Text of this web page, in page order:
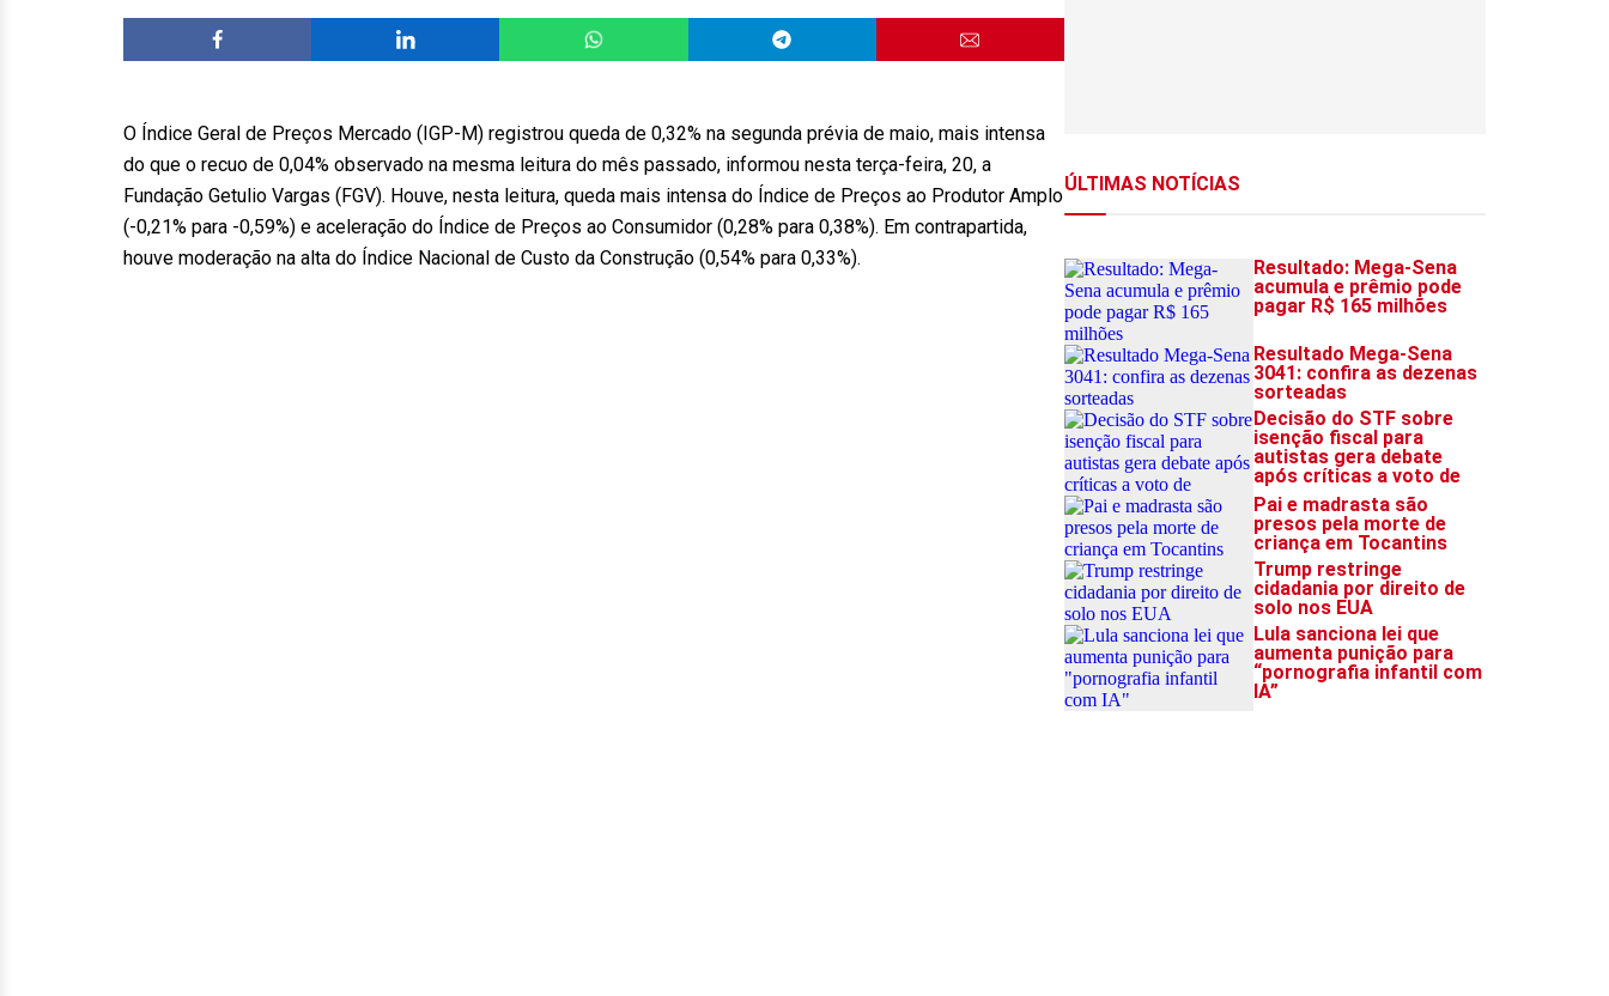
O Índice Geral de Preços Mercado (IGP-M) registrou queda de 0,32% na segunda prévia de maio, mais intensa
do que o recuo de 0,04% observado na mesma leitura do mês passado, informou nesta terça-feira, 20, a
Fundação Getulio Vargas (FGV). Houve, nesta leitura, queda mais intensa do Índice de Preços ao Produtor Amplo
(-0,21% para -0,59%) e aceleração do Índice de Preços ao Consumidor (0,28% para 0,38%). Em contrapartida,
houve moderação na alta do Índice Nacional de Custo da Construção (0,54% para 0,33%).